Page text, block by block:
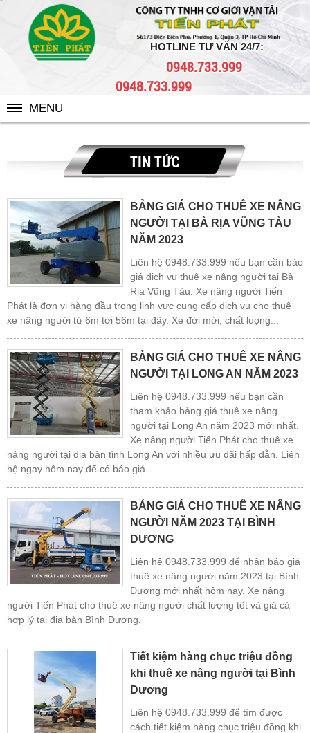
HOTLINE TƯ VẤN 24/7:
0948.733.999
0948.733.999
MENU
TIN TỨC
BẢNG GIÁ CHO THUÊ XE NÂNG
NGƯỜI TẠI BÀ RỊA VŨNG TÀU
NĂM 2023
Liên hệ 0948.733.999 nếu bạn cần báo
giá dịch vụ thuê xe nâng người tại Bà
Rịa Vũng Tàu. Xe nâng người Tiến
Phát là đơn vị hàng đầu trong linh vực cung cấp dịch vụ cho thuê
xe nâng người từ 6m tới 56m tại đây. Xe đời mới, chất luọng...
BẢNG GIÁ CHO THUÊ XE NÂNG
NGƯỜI TẠI LONG AN NĂM 2023
Liên hệ 0948.733.999 nếu bạn cần
tham khảo bảng giá thuê xe nâng
người tại Long An năm 2023 mới nhất.
Xe nâng người Tiến Phát cho thuê xe
nâng người tại địa bàn tỉnh Long An với nhiều ưu đãi hấp dẫn. Liên
hệ ngay hôm nay để có báo giá...
BẢNG GIÁ CHO THUÊ XE NÂNG
NGƯỜI NĂM 2023 TẠI BÌNH
DƯƠNG
Liên hệ 0948.733.999 để nhận báo giá
thuê xe nâng người năm 2023 tại Bình
Dương mới nhất hôm nay. Xe nâng
người Tiến Phát cho thuê xe nâng người chất lượng tốt và giá cả
hợp lý tại địa bàn Bình Dương.
Tiết kiệm hàng chục triệu đồng
khi thuê xe nâng người tại Bình
Dương
Liên hệ 0948.733.999 để tìm được
cách tiết kiệm hàng chục triệu đồng khi